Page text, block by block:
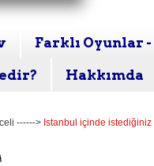
Farklı Oyunlar
Hakkımda
------> Istanbul içinde istediğiniz